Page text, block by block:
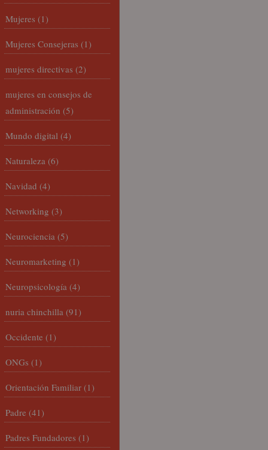
Mujeres (1)
Mujeres Consejeras (1)
mujeres directivas (2)
mujeres en consejos de
administración (5)
Mundo digital (4)
Naturaleza (6)
Navidad (4)
Networking (3)
Neurociencia (5)
Neuromarketing (1)
Neuropsicología (4)
nuria chinchilla (91)
Occidente (1)
ONGs (1)
Orientación Familiar (1)
Padre (41)
Padres Fundadores (1)